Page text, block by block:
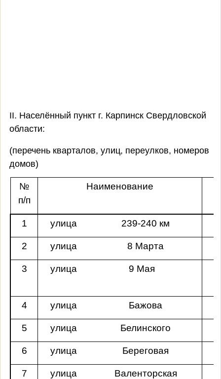
II. Населённый пункт г. Карпинск Свердловской
области:
(перечень кварталов, улиц, переулков, номеров
домов)
№
п/п
Наименование
1 улица 239-240 км
2 улица 8 Марта
3 улица 9 Мая
4 улица Бажова
5 улица Белинского
6 улица Береговая
7 улица Валенторская